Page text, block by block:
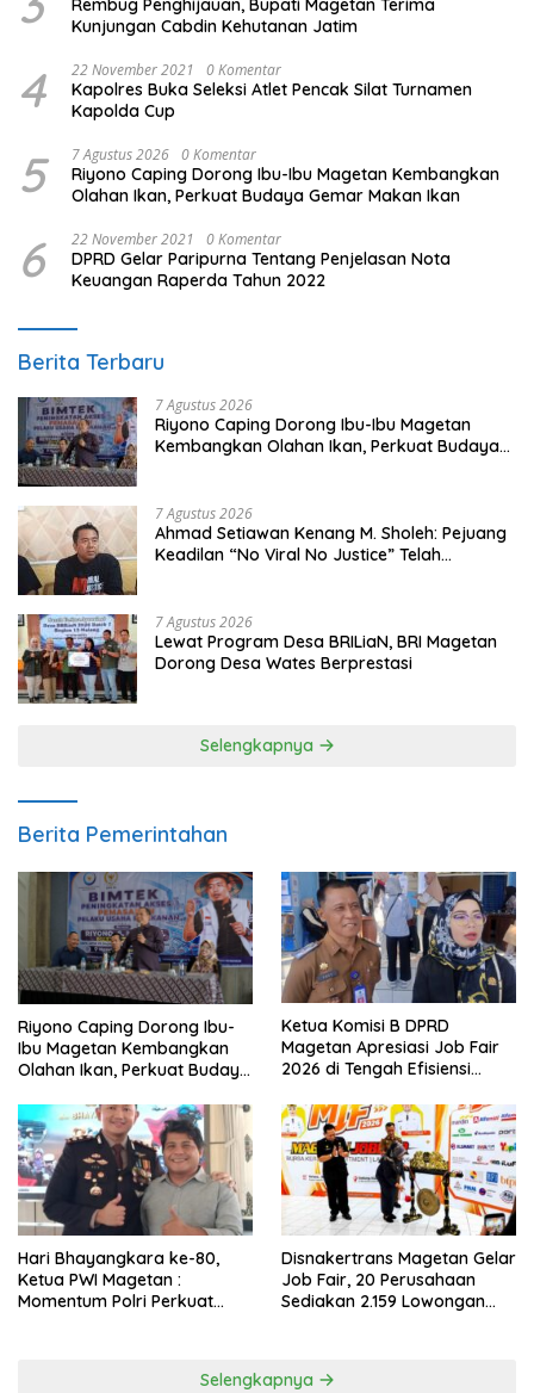
Rembug Penghijauan, Bupati Magetan Terima
Kunjungan Cabdin Kehutanan Jatim
4 22 November 2021 0 Komentar
Kapolres Buka Seleksi Atlet Pencak Silat Turnamen
Kapolda Cup
5 7 Agustus 2026 0 Komentar
Riyono Caping Dorong Ibu-Ibu Magetan Kembangkan
Olahan Ikan, Perkuat Budaya Gemar Makan Ikan
6 22 November 2021 0 Komentar
DPRD Gelar Paripurna Tentang Penjelasan Nota
Keuangan Raperda Tahun 2022
Berita Terbaru
7 Agustus 2026
Riyono Caping Dorong Ibu-Ibu Magetan
Kembangkan Olahan Ikan, Perkuat Budaya
7 Agustus 2026
Ahmad Setiawan Kenang M. Sholeh: Pejuang
Keadilan “No Viral No Justice” Telah
7 Agustus 2026
Lewat Program Desa BRILiaN, BRI Magetan
Dorong Desa Wates Berprestasi
Selengkapnya
Berita Pemerintahan
Riyono Caping Dorong Ibu-
Ibu Magetan Kembangkan
Olahan Ikan, Perkuat Budaya
Ketua Komisi B DPRD
Magetan Apresiasi Job Fair
2026 di Tengah Efisiensi
Hari Bhayangkara ke-80,
Ketua PWI Magetan :
Momentum Polri Perkuat
Disnakertrans Magetan Gelar
Job Fair, 20 Perusahaan
Sediakan 2.159 Lowongan
Selengkapnya